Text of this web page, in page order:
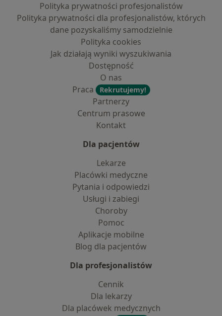
Polityka prywatności profesjonalistów
Polityka prywatności dla profesjonalistów, których
dane pozyskaliśmy samodzielnie
Polityka cookies
Jak działają wyniki wyszukiwania
Dostępność
O nas
Praca
Rekrutujemy!
Partnerzy
Centrum prasowe
Kontakt
Dla pacjentów
Lekarze
Placówki medyczne
Pytania i odpowiedzi
Usługi i zabiegi
Choroby
Pomoc
Aplikacje mobilne
Blog dla pacjentów
Dla profesjonalistów
Cennik
Dla lekarzy
Dla placówek medycznych